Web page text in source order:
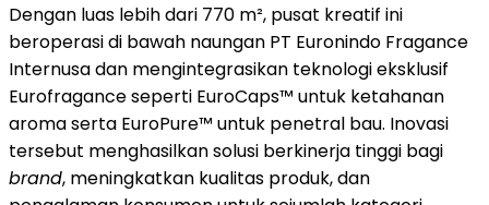
Dengan luas lebih dari 770 m², pusat kreatif ini
beroperasi di bawah naungan PT Euronindo Fragance
Internusa dan mengintegrasikan teknologi eksklusif
Eurofragance seperti EuroCaps™ untuk ketahanan
aroma serta EuroPure™ untuk penetral bau. Inovasi
tersebut menghasilkan solusi berkinerja tinggi bagi
brand, meningkatkan kualitas produk, dan